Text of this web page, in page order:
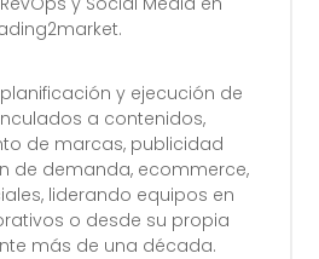
y ejecución de
a contenidos,
de marcas, publicidad
de demanda, ecommerce,
liderando equipos en
o desde su propia
más de una década.